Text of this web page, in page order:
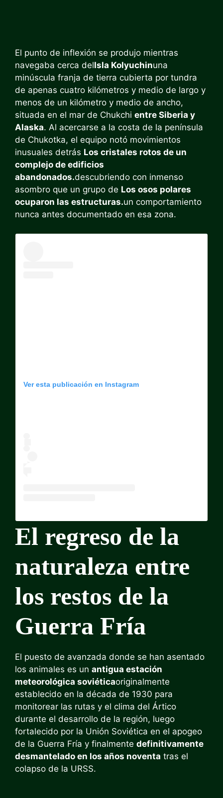
El punto de inflexión se produjo mientras
navegaba cerca delIsla Kolyuchinuna
minúscula franja de tierra cubierta por tundra
de apenas cuatro kilómetros y medio de largo y
menos de un kilómetro y medio de ancho,
situada en el mar de Chukchi entre Siberia y
Alaska. Al acercarse a la costa de la península
de Chukotka, el equipo notó movimientos
inusuales detrás Los cristales rotos de un
complejo de edificios
abandonados.descubriendo con inmenso
asombro que un grupo de Los osos polares
ocuparon las estructuras.un comportamiento
nunca antes documentado en esa zona.
Ver esta publicación en Instagram
El regreso de la
naturaleza entre
los restos de la
Guerra Fría
El puesto de avanzada donde se han asentado
los animales es un antigua estación
meteorológica soviéticaoriginalmente
establecido en la década de 1930 para
monitorear las rutas y el clima del Ártico
durante el desarrollo de la región, luego
fortalecido por la Unión Soviética en el apogeo
de la Guerra Fría y finalmente definitivamente
desmantelado en los años noventa tras el
colapso de la URSS.